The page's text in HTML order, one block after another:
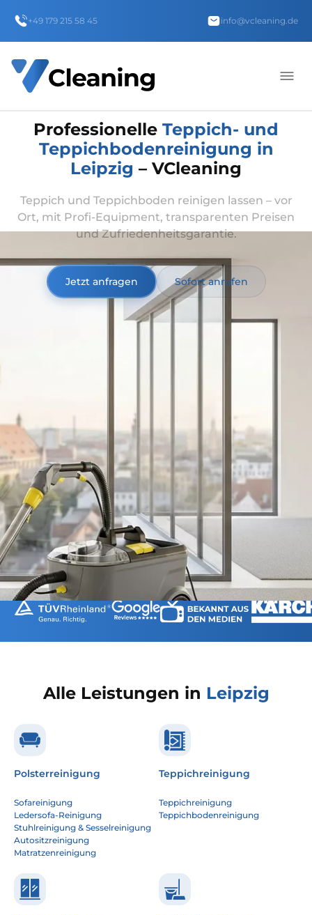
+49 179 215 58 45 info@vcleaning.de
Professionelle Teppich- und
Teppichbodenreinigung in
Leipzig – VCleaning
Teppich und Teppichboden reinigen lassen – vor
Ort, mit Profi-Equipment, transparenten Preisen
und Zufriedenheitsgarantie.
Jetzt anfragen Sofort anrufen
Alle Leistungen in Leipzig
Polsterreinigung
Sofareinigung
Ledersofa-Reinigung
Stuhlreinigung & Sesselreinigung
Autositzreinigung
Matratzenreinigung
Teppichreinigung
Teppichreinigung
Teppichbodenreinigung